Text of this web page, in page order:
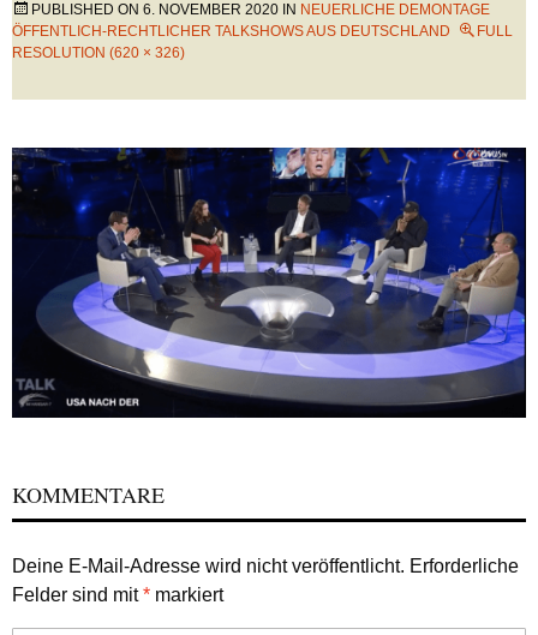
PUBLISHED ON 6. NOVEMBER 2020 IN NEUERLICHE DEMONTAGE
ÖFFENTLICH-RECHTLICHER TALKSHOWS AUS DEUTSCHLAND
FULL
RESOLUTION (620 × 326)
KOMMENTARE
Deine E-Mail-Adresse wird nicht veröffentlicht. Erforderliche
Felder sind mit* markiert